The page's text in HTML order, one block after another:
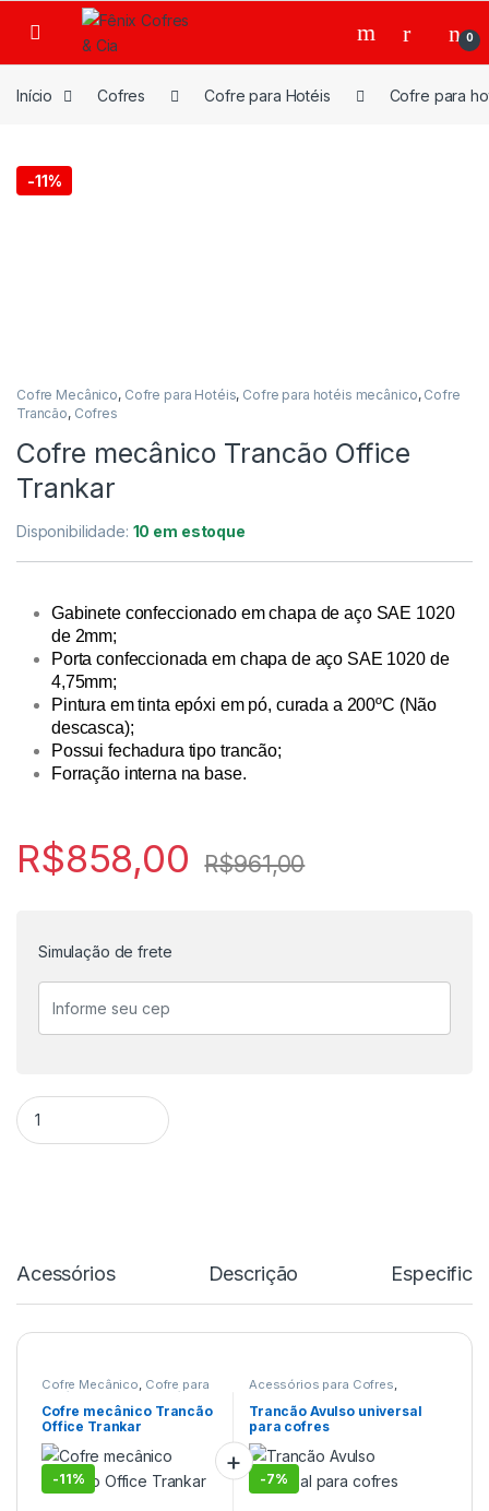
Ir para a navegação
Ir para o conteúdo
de backup LTO
0
Início Cofres Cofre para Hotéis Cofre para
-11%
Cofre Mecânico, Cofre para Hotéis, Cofre para hotéis mecânico, Cofre
Trancão, Cofres
Cofre mecânico Trancão Office
Trankar
Disponibilidade: 10 em estoque
Gabinete confeccionado em chapa de aço SAE 1020
de 2mm;
Porta confeccionada em chapa de aço SAE 1020 de
4,75mm;
Pintura em tinta epóxi em pó, curada a 200ºC (Não
descasca);
Possui fechadura tipo trancão;
Forração interna na base.
R$858,00 R$961,00
Simulação de frete
Cofre mecânico Trancão Office Trankar quantidade
Acessórios Descrição
Cofre Mecânico Cofre para
Hotéis Cofre para hotéis
mecânico,Cofre Trancão,
Cofres
Cofre mecânico Trancão
Office Trankar
-11%
Acessórios para Cofres
Trancão avulso para cofres
Trancão Avulso universal
para cofres
-7%